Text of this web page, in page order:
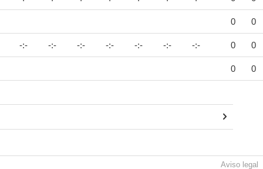
0 0
-:- -:- -:- -:- -:- -:- -:- 0 0
0 0
Aviso legal